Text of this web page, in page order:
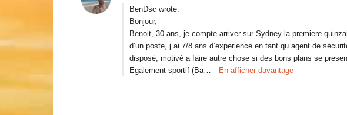
BenDsc wrote:
Bonjour,
Benoit, 30 ans, je compte arriver sur Sydney la premiere
d’un poste, j ai 7/8 ans d’experience en tant qu agent de
disposé, motivé a faire autre chose si des bons plans se
Egalement sportif (Ba…
En afficher davantage